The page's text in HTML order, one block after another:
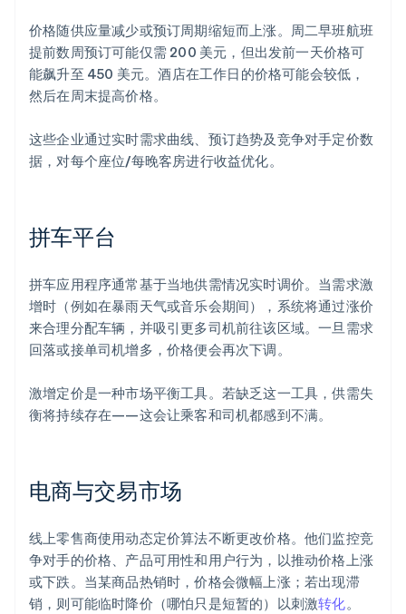
价格随供应量减少或预订周期缩短而上涨。周二早班航班
提前数周预订可能仅需 200 美元，但出发前一天价格可
能飙升至 450 美元。酒店在工作日的价格可能会较低，
然后在周末提高价格。
这些企业通过实时需求曲线、预订趋势及竞争对手定价数
据，对每个座位/每晚客房进行收益优化。
拼车平台
拼车应用程序通常基于当地供需情况实时调价。当需求激
增时（例如在暴雨天气或音乐会期间），系统将通过涨价
来合理分配车辆，并吸引更多司机前往该区域。一旦需求
回落或接单司机增多，价格便会再次下调。
激增定价是一种市场平衡工具。若缺乏这一工具，供需失
衡将持续存在——这会让乘客和司机都感到不满。
电商与交易市场
线上零售商使用动态定价算法不断更改价格。他们监控竞
争对手的价格、产品可用性和用户行为，以推动价格上涨
或下跌。当某商品热销时，价格会微幅上涨；若出现滞
销，则可能临时降价（哪怕只是短暂的）以刺激转化。